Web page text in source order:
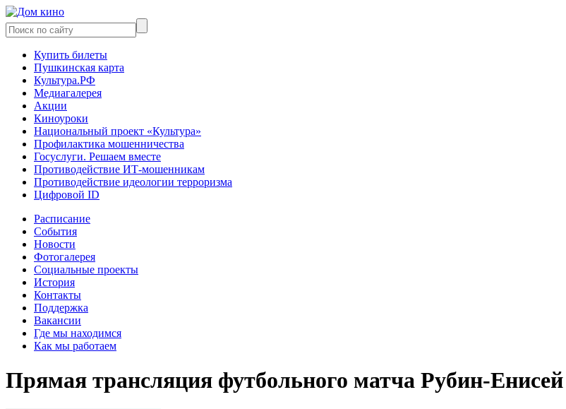
Купить билеты
Пушкинская карта
Культура.РФ
Медиагалерея
Акции
Киноуроки
Национальный проект «Культура»
Профилактика мошенничества
Госуслуги. Решаем вместе
Противодействие ИТ-мошенникам
Противодействие идеологии терроризма
Цифровой ID
Расписание
События
Новости
Фотогалерея
Социальные проекты
История
Контакты
Поддержка
Вакансии
Где мы находимся
Как мы работаем
Прямая трансляция футбольного матча Рубин-Енисей